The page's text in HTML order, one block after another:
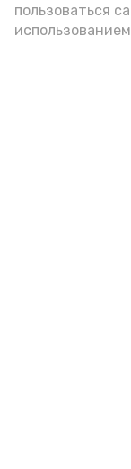
пользоваться
19 августа 2022, 17:09